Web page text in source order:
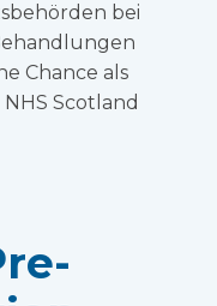
bei
Chance als
Scotland